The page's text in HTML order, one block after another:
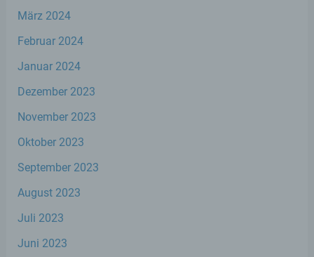
März 2024
Februar 2024
Januar 2024
Dezember 2023
November 2023
Oktober 2023
September 2023
August 2023
Juli 2023
Juni 2023
d) Einschränkung der Verarbeitung
Einschränkung der Verarbeitung ist die
Markierung gespeicherter
personenbezogener Daten mit dem Ziel,
ihre künftige Verarbeitung einzuschränken.
Profiling ist jede Art der automatisierten
werden, um bestimmte persönliche